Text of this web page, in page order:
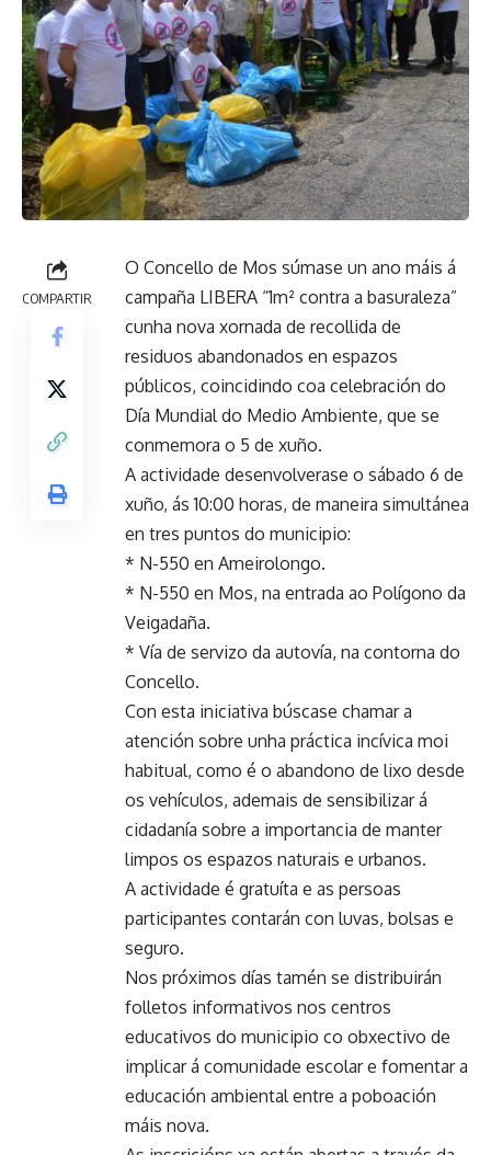
COMPARTIR
O Concello de Mos súmase un ano máis á
campaña LIBERA “1m² contra a basuraleza”
cunha nova xornada de recollida de
residuos abandonados en espazos
públicos, coincidindo coa celebración do
Día Mundial do Medio Ambiente, que se
conmemora o 5 de xuño.
A actividade desenvolverase o sábado 6 de
xuño, ás 10:00 horas, de maneira simultánea
en tres puntos do municipio:
* N-550 en Ameirolongo.
* N-550 en Mos, na entrada ao Polígono da
Veigadaña.
* Vía de servizo da autovía, na contorna do
Concello.
Con esta iniciativa búscase chamar a
atención sobre unha práctica incívica moi
habitual, como é o abandono de lixo desde
os vehículos, ademais de sensibilizar á
cidadanía sobre a importancia de manter
limpos os espazos naturais e urbanos.
A actividade é gratuíta e as persoas
participantes contarán con luvas, bolsas e
seguro.
Nos próximos días tamén se distribuirán
folletos informativos nos centros
educativos do municipio co obxectivo de
implicar á comunidade escolar e fomentar a
educación ambiental entre a poboación
máis nova.